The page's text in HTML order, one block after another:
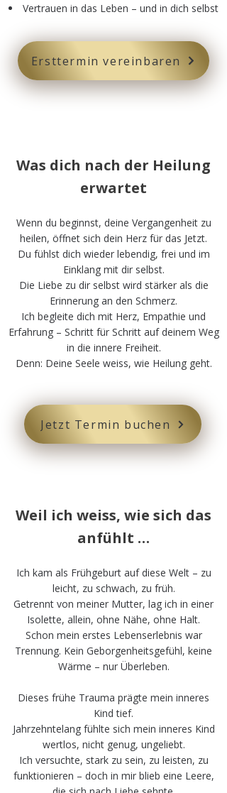
Vertrauen in das Leben – und in dich selbst
Was dich nach der Heilung
erwartet
Wenn du beginnst, deine Vergangenheit zu
heilen, öffnet sich dein Herz für das Jetzt.
Du fühlst dich wieder lebendig, frei und im
Einklang mit dir selbst.
Die Liebe zu dir selbst wird stärker als die
Erinnerung an den Schmerz.
Ich begleite dich mit Herz, Empathie und
Erfahrung – Schritt für Schritt auf deinem Weg
in die innere Freiheit.
Denn: Deine Seele weiss, wie Heilung geht.
Weil ich weiss, wie sich das
anfühlt …
Ich kam als Frühgeburt auf diese Welt – zu
leicht, zu schwach, zu früh.
Getrennt von meiner Mutter, lag ich in einer
Isolette, allein, ohne Nähe, ohne Halt.
Schon mein erstes Lebenserlebnis war
Trennung. Kein Geborgenheitsgefühl, keine
Wärme – nur Überleben.
Dieses frühe Trauma prägte mein inneres
Kind tief.
Jahrzehntelang fühlte sich mein inneres Kind
wertlos, nicht genug, ungeliebt.
Ich versuchte, stark zu sein, zu leisten, zu
funktionieren – doch in mir blieb eine Leere,
Jetzt Termin buchen
Ersttermin vereinbaren